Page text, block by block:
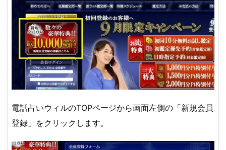
電話占いウィルのTOPページから画面左側の「新規会員
登録」をクリックします。